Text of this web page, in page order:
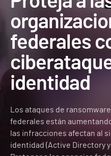
federales
identidad
Los ataques de
federales están
las infracciones afectan al
identidad (Active Directory y